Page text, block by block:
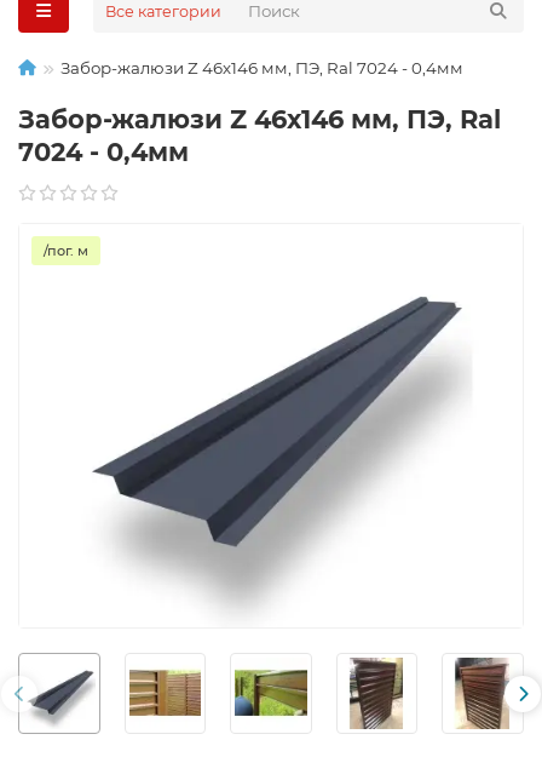
Все категории
Забор-жалюзи Z 46х146 мм, ПЭ, Ral 7024 - 0,4мм
Забор-жалюзи Z 46х146 мм, ПЭ, Ral
7024 - 0,4мм
/пог. м